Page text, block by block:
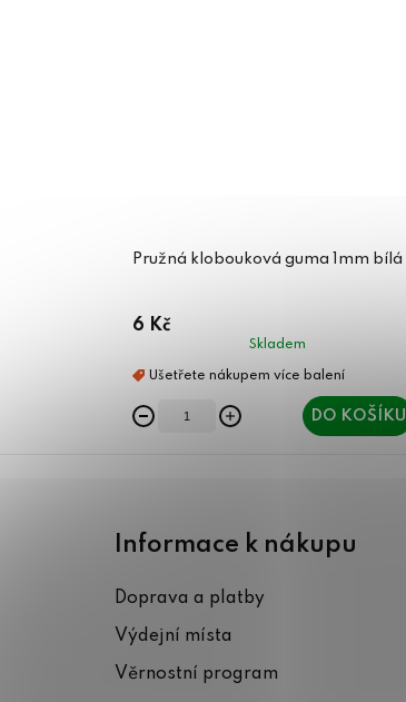
Pružná klobouková guma 1mm bílá
6 Kč
Skladem
DO KOŠÍKU
Informace k nákupu
Doprava a platby
Výdejní místa
Věrnostní program